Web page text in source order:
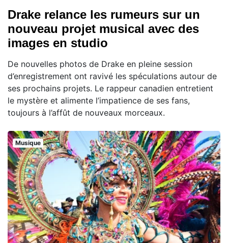
Drake relance les rumeurs sur un
nouveau projet musical avec des
images en studio
De nouvelles photos de Drake en pleine session
d’enregistrement ont ravivé les spéculations autour de
ses prochains projets. Le rappeur canadien entretient
le mystère et alimente l’impatience de ses fans,
toujours à l’affût de nouveaux morceaux.
Musique